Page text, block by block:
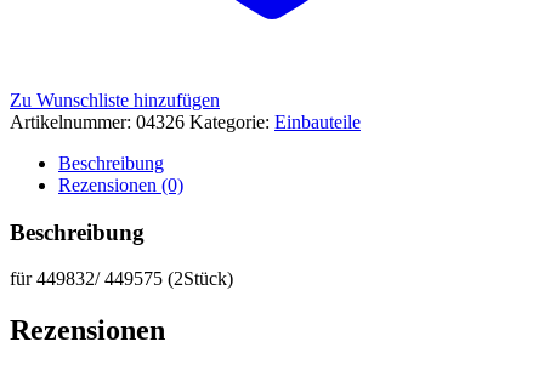
Zu Wunschliste hinzufügen
Artikelnummer: 04326 Kategorie: Einbauteile
Beschreibung
Rezensionen (0)
Beschreibung
für 449832/ 449575 (2Stück)
Rezensionen